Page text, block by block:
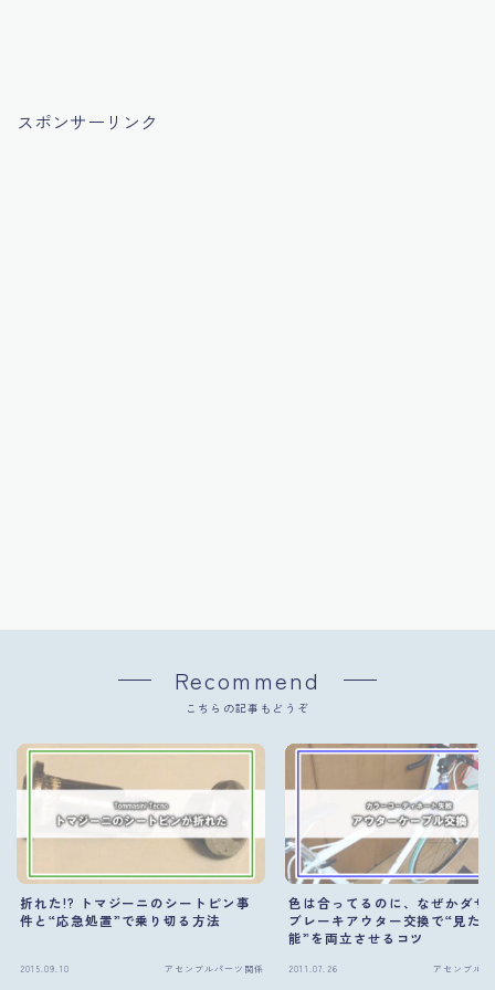
スポンサーリンク
Recommend
こちらの記事もどうぞ
折れた!? トマジーニのシートピン事
件と“応急処置”で乗り切る方法
2015.09.10 アセンブルパーツ関係
色は合ってるのに、なぜかダサ
ブレーキアウター交換で“見た
能”を両立させるコツ
2011.07.26 アセンブルパ